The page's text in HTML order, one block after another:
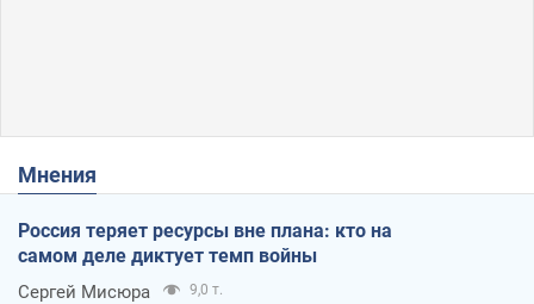
Мнения
Россия теряет ресурсы вне плана: кто на
самом деле диктует темп войны
Сергей Мисюра 9,0 т.